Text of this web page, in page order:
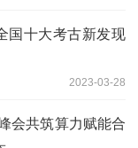
国十大考古新发现
2023-03-28
会共筑算力赋能合